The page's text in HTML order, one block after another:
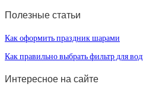
Полезные статьи
Как оформить праздник шарами
Как правильно выбрать фильтр для
Интересное на сайте